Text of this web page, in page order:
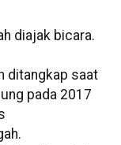
diajak bicara.
ditangkap saat
pada 2017